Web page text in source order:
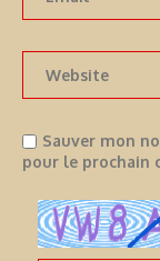
Sauver mon
pour le prochain